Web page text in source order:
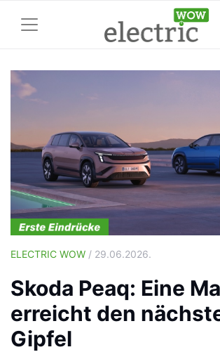
ELECTRIC WOW / 29.06.2026.
Skoda Peaq: Eine
erreicht den
Gipfel